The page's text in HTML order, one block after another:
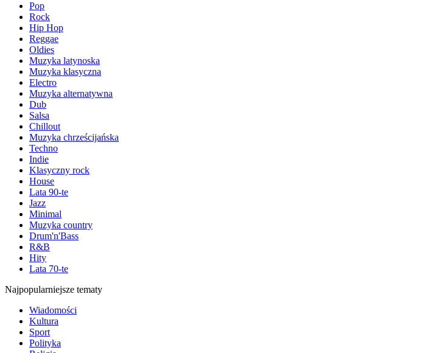
Pop
Rock
Hip Hop
Reggae
Oldies
Muzyka latynoska
Muzyka klasyczna
Electro
Muzyka alternatywna
Dub
Salsa
Chillout
Muzyka chrześcijańska
Techno
Indie
Klasyczny rock
House
Lata 90-te
Jazz
Minimal
Muzyka country
Drum'n'Bass
R&B
Hity
Lata 70-te
Najpopularniejsze tematy
Wiadomości
Kultura
Sport
Polityka